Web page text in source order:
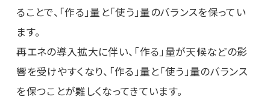
ることで、「作る」量と「使う」量のバランスを保ってい
ます。​
再エネの導入拡大に伴い、「作る」量が天候などの影
響を受けやすくなり、「作る」量と「使う」量のバランス
を保つことが難しくなってきています。